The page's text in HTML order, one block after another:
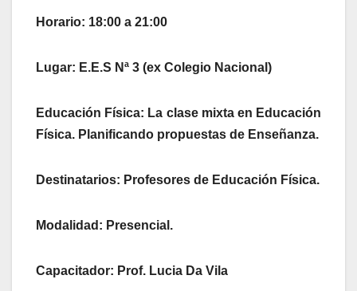
Horario: 18:00 a 21:00
Lugar: E.E.S Nª 3 (ex Colegio Nacional)
Educación Física: La clase mixta en Educación
Física. Planificando propuestas de Enseñanza.
Destinatarios: Profesores de Educación Física.
Modalidad: Presencial.
Capacitador: Prof. Lucia Da Vila